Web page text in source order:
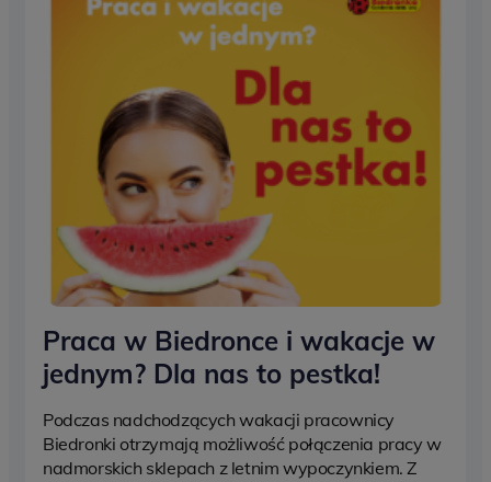
Praca w Biedronce i wakacje w
jednym? Dla nas to pestka!
Podczas nadchodzących wakacji pracownicy
Biedronki otrzymają możliwość połączenia pracy w
nadmorskich sklepach z letnim wypoczynkiem. Z